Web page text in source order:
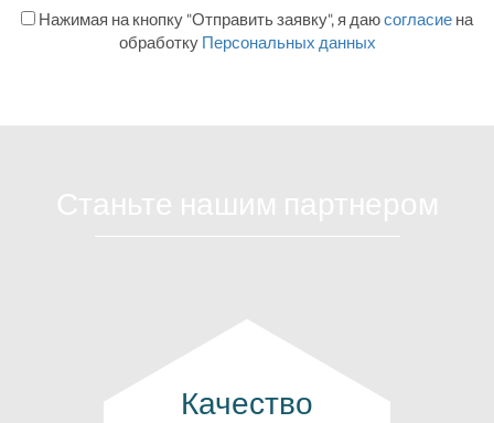
Нажимая на кнопку "Отправить заявку", я даюсогласие на
обработку Персональных данных
Качество